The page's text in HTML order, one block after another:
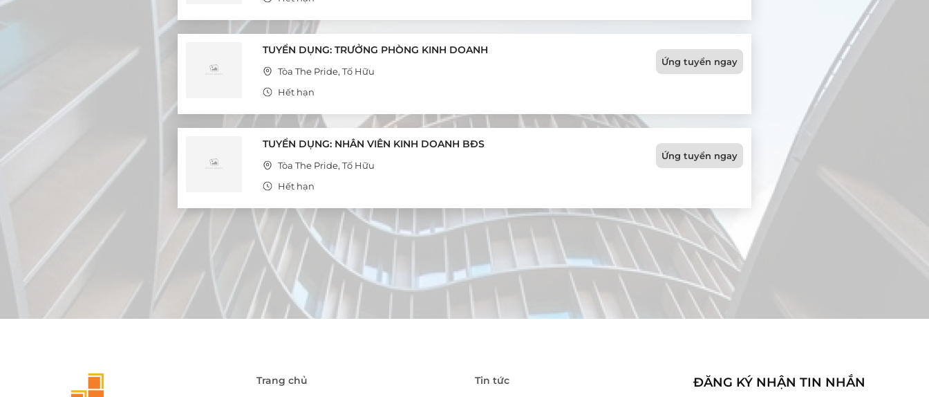
Ứng tuyển ngay
TUYỂN DỤNG: TRƯỞNG PHÒNG KINH DOANH
Tòa The Pride, Tố Hữu
Hết hạn
Ứng tuyển ngay
TUYỂN DỤNG: NHÂN VIÊN KINH DOANH BĐS
Tòa The Pride, Tố Hữu
Hết hạn
Trang chủ Tin tức ĐĂNG KÝ NHẬN TIN NHẮN